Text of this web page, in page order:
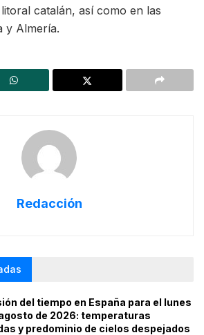
catalán, así como en las
y Almería.
Redacción
del tiempo en España para el lunes
de 2026: temperaturas
y predominio de cielos despejados